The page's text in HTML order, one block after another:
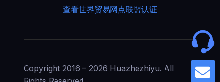
查看世界贸易网点联盟认证
Copyright 2016 – 2026 Huazhezhiyu. All